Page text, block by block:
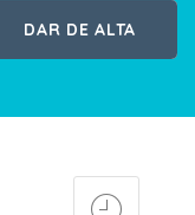
DAR DE ALTA